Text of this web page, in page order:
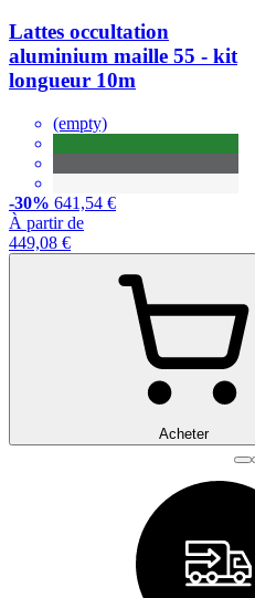
Lattes occultation
aluminium maille 55 - kit
longueur 10m
(empty)
-30% 641,54 €
À partir de
449,08 €
Acheter